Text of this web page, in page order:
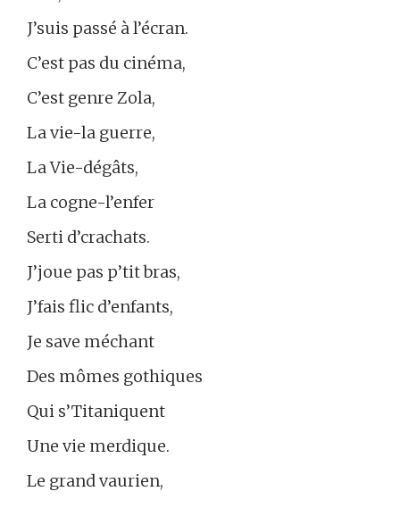
J’suis passé à l’écran.
C’est pas du cinéma,
C’est genre Zola,
La vie-la guerre,
La Vie-dégâts,
La cogne-l’enfer
Serti d’crachats.
J’joue pas p’tit bras,
J’fais flic d’enfants,
Je save méchant
Des mômes gothiques
Qui s’Titaniquent
Une vie merdique.
Le grand vaurien,